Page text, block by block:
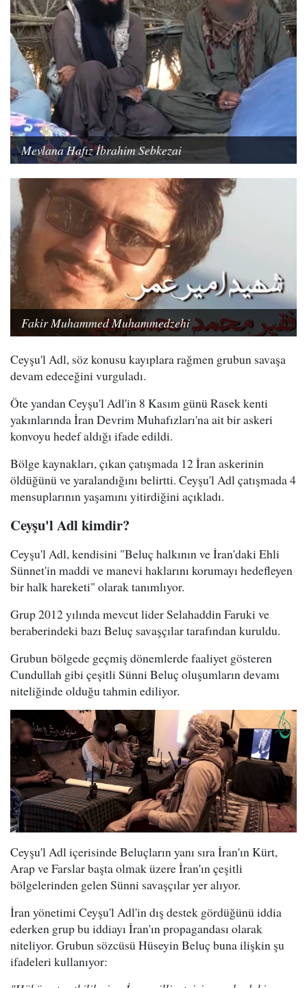
Mevlana Hafız İbrahim Sebkezai
Fakir Muhammed Muhammedzehi
Ceyşu'l Adl, söz konusu kayıplara rağmen grubun savaşa
devam edeceğini vurguladı.
Öte yandan Ceyşu'l Adl'in 8 Kasım günü Rasek kenti
yakınlarında İran Devrim Muhafızları'na ait bir askeri
konvoyu hedef aldığı ifade edildi.
Bölge kaynakları, çıkan çatışmada 12 İran askerinin
öldüğünü ve yaralandığını belirtti. Ceyşu'l Adl çatışmada 4
mensuplarının yaşamını yitirdiğini açıkladı.
Ceyşu'l Adl kimdir?
Ceyşu'l Adl, kendisini "Beluç halkının ve İran'daki Ehli
Sünnet'in maddi ve manevi haklarını korumayı hedefleyen
bir halk hareketi" olarak tanımlıyor.
Grup 2012 yılında mevcut lider Selahaddin Faruki ve
beraberindeki bazı Beluç savaşçılar tarafından kuruldu.
Grubun bölgede geçmiş dönemlerde faaliyet gösteren
Cundullah gibi çeşitli Sünni Beluç oluşumların devamı
niteliğinde olduğu tahmin ediliyor.
Ceyşu'l Adl içerisinde Beluçların yanı sıra İran'ın Kürt,
Arap ve Farslar başta olmak üzere İran'ın çeşitli
bölgelerinden gelen Sünni savaşçılar yer alıyor.
İran yönetimi Ceyşu'l Adl'in dış destek gördüğünü iddia
ederken grup bu iddiayı İran'ın propagandası olarak
niteliyor. Grubun sözcüsü Hüseyin Beluç buna ilişkin şu
ifadeleri kullanıyor: